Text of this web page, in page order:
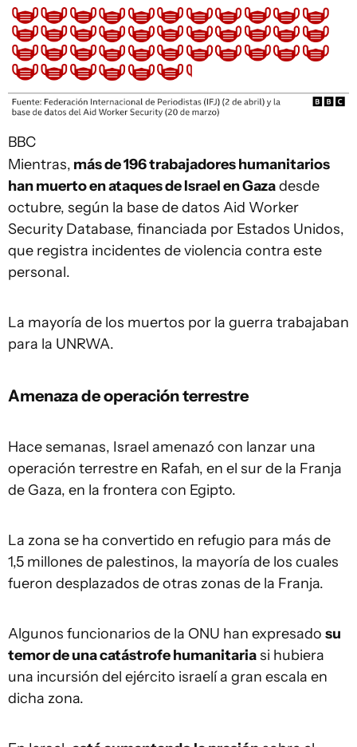
BBC
Mientras, más de 196 trabajadores humanitarios
han muerto en ataques de Israel en Gazadesde
octubre, según la base de datos Aid Worker
Security Database, financiada por Estados Unidos,
que registra incidentes de violencia contra este
personal.
La mayoría de los muertos por la guerra trabajaban
para la UNRWA.
Amenaza de operación terrestre
Hace semanas, Israel amenazó con lanzar una
operación terrestre en Rafah, en el sur de la Franja
de Gaza, en la frontera con Egipto.
La zona se ha convertido en refugio para más de
1,5 millones de palestinos, la mayoría de los cuales
fueron desplazados de otras zonas de la Franja.
Algunos funcionarios de la ONU han expresado su
temor de una catástrofe humanitariasi hubiera
una incursión del ejército israelí a gran escala en
dicha zona.